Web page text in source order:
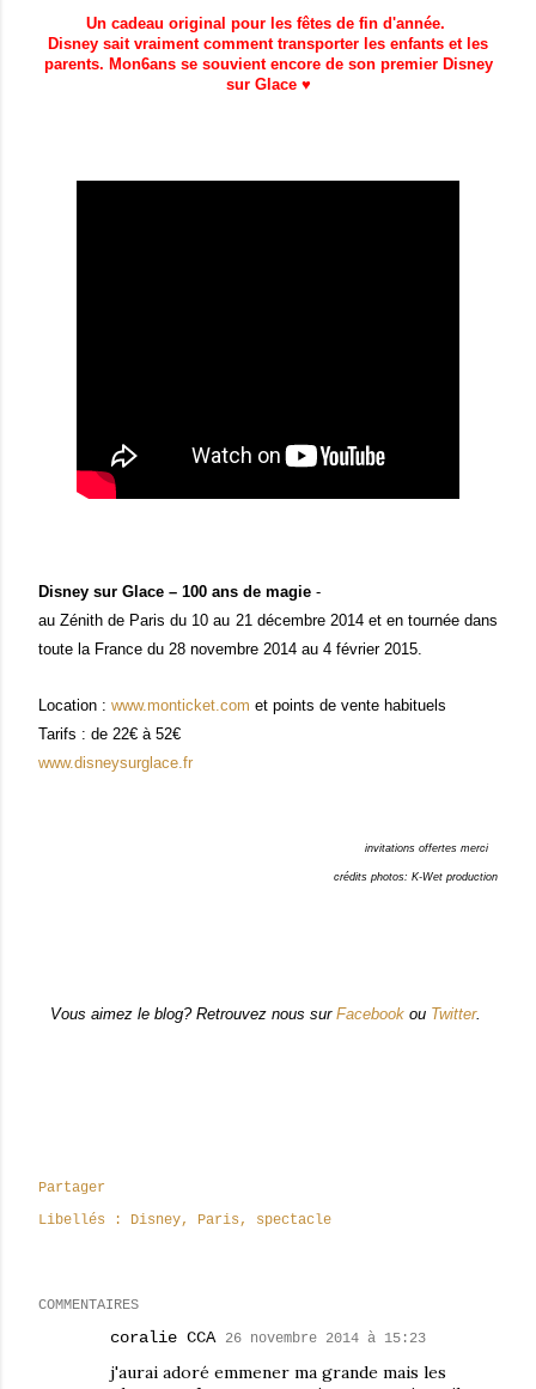
Un cadeau original pour les fêtes de fin d'année.
Disney sait vraiment comment transporter les enfants et les
parents. Mon6ans se souvient encore de son premier Disney
sur Glace ♥
Disney sur Glace – 100 ans de magie -
au Zénith de Paris du 10 au 21 décembre 2014 et en tournée dans
toute la France du 28 novembre 2014 au 4 février 2015.
Location : www.monticket.com et points de vente habituels
Tarifs : de 22€ à 52€
www.disneysurglace.fr
invitations offertes merci
crédits photos: K-Wet production
Vous aimez le blog? Retrouvez nous sur Facebook ou Twitter.
Partager
Libellés :
Disney Paris spectacle
COMMENTAIRES
coralie CCA 26 novembre 2014 à 15:23
j'aurai adoré emmener ma grande mais les